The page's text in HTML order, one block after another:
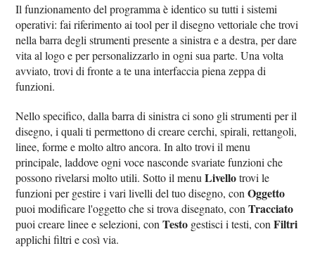
Il funzionamento del programma è identico su tutti i sistemi
operativi: fai riferimento ai tool per il disegno vettoriale che trovi
nella barra degli strumenti presente a sinistra e a destra, per dare
vita al logo e per personalizzarlo in ogni sua parte. Una volta
avviato, trovi di fronte a te una interfaccia piena zeppa di
funzioni.
Nello specifico, dalla barra di sinistra ci sono gli strumenti per il
disegno, i quali ti permettono di creare cerchi, spirali, rettangoli,
linee, forme e molto altro ancora. In alto trovi il menu
principale, laddove ogni voce nasconde svariate funzioni che
possono rivelarsi molto utili. Sotto il menuLivellotrovi le
funzioni per gestire i vari livelli del tuo disegno, conOggetto
puoi modificare l'oggetto che si trova disegnato, conTracciato
puoi creare linee e selezioni, conTesto gestisci i testi, conFiltri
applichi filtri e così via.